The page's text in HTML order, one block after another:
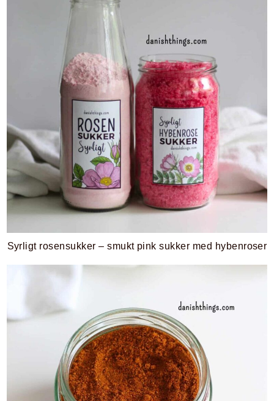
Syrligt rosensukker – smukt pink sukker med hybenroser